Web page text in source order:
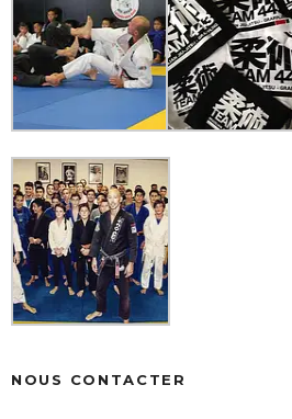
NOUS CONTACTER